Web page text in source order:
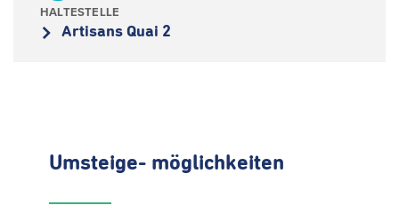
HALTESTELLE
Artisans Quai 2
Umsteige- möglichkeiten